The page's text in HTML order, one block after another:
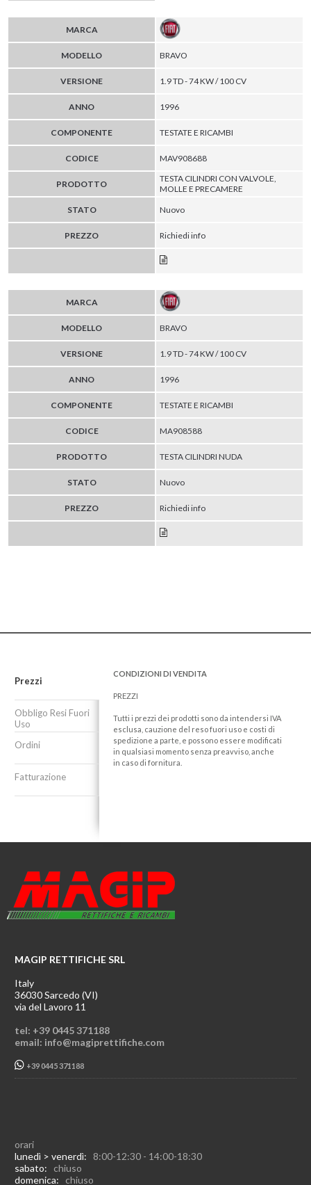
MARCA
MODELLO BRAVO
VERSIONE 1.9 TD - 74 KW / 100 CV
ANNO 1996
COMPONENTE TESTATE E RICAMBI
CODICE MAV908688
PRODOTTO
TESTA CILINDRI CON VALVOLE,
MOLLE E PRECAMERE
STATO
Nuovo
PREZZO Richiedi info
MARCA
MODELLO BRAVO
VERSIONE 1.9 TD - 74 KW / 100 CV
ANNO 1996
COMPONENTE TESTATE E RICAMBI
CODICE MA908588
PRODOTTO TESTA CILINDRI NUDA
STATO Nuovo
PREZZO Richiedi info
Prezzi
Obbligo Resi Fuori
Uso
Ordini
Fatturazione
CONDIZIONI DI VENDITA
PREZZI
Tutti i prezzi dei prodotti sono da intendersi IVA
esclusa, cauzione del reso fuori uso e costi di
spedizione a parte, e possono essere modificati
in qualsiasi momento senza preavviso, anche
in caso di fornitura.
MAGIP RETTIFICHE SRL
Italy
36030 Sarcedo (VI)
via del Lavoro 11
tel: +39 0445 371188
email: info@magiprettifiche.com
+39 0445 371188
orari
lunedì > venerdì: 8:00-12:30 - 14:00-18:30
sabato: chiuso
domenica: chiuso